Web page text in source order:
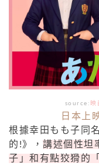
source: 映
日本上
根據幸田もも子同
的!》， 講述個性坦
子」和有點狡猾的